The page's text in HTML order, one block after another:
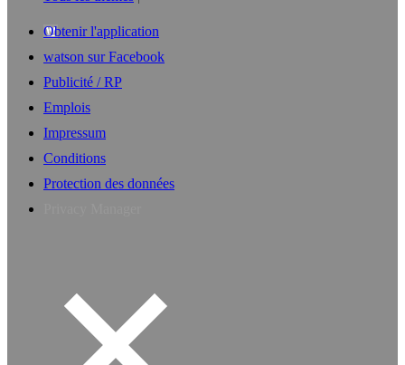
Obtenir l'application
watson sur Facebook
Publicité / RP
Emplois
Impressum
Conditions
Protection des données